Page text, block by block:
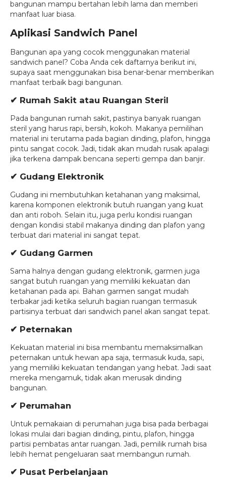
bangunan mampu bertahan lebih lama dan memberi
manfaat luar biasa.
Aplikasi Sandwich Panel
Bangunan apa yang cocok menggunakan material
sandwich panel? Coba Anda cek daftarnya berikut ini,
supaya saat menggunakan bisa benar-benar memberikan
manfaat terbaik bagi bangunan.
✔ Rumah Sakit atau Ruangan Steril
Pada bangunan rumah sakit, pastinya banyak ruangan
steril yang harus rapi, bersih, kokoh. Makanya pemilihan
material ini terutama pada bagian dinding, plafon, hingga
pintu sangat cocok. Jadi, tidak akan mudah rusak apalagi
jika terkena dampak bencana seperti gempa dan banjir.
✔ Gudang Elektronik
Gudang ini membutuhkan ketahanan yang maksimal,
karena komponen elektronik butuh ruangan yang kuat
dan anti roboh. Selain itu, juga perlu kondisi ruangan
dengan kondisi stabil makanya dinding dan plafon yang
terbuat dari material ini sangat tepat.
✔ Gudang Garmen
Sama halnya dengan gudang elektronik, garmen juga
sangat butuh ruangan yang memiliki kekuatan dan
ketahanan pada api. Bahan garmen sangat mudah
terbakar jadi ketika seluruh bagian ruangan termasuk
partisinya terbuat dari sandwich panel akan sangat tepat.
✔ Peternakan
Kekuatan material ini bisa membantu memaksimalkan
peternakan untuk hewan apa saja, termasuk kuda, sapi,
yang memiliki kekuatan tendangan yang hebat. Jadi saat
mereka mengamuk, tidak akan merusak dinding
bangunan.
✔ Perumahan
Untuk pemakaian di perumahan juga bisa pada berbagai
lokasi mulai dari bagian dinding, pintu, plafon, hingga
partisi pembatas antar ruangan. Jadi, pemilik rumah bisa
lebih hemat pengeluaran saat membangun rumah.
✔ Pusat Perbelanjaan